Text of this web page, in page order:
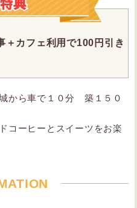
＋カフェ利用で100円引き
から車で１０分 築１５０
コーヒーとスイーツをお楽